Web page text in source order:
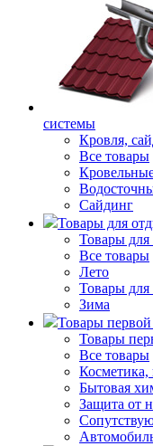
системы
Кровля,
Все товары
Сайдинг
Товары для
Товары
Все товары
Лето
Товары
Зима
Товары
Товары
Все товары
Косметика,
Бытовая
Защита от